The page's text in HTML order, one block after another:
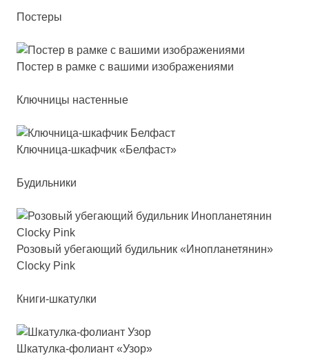
Постеры
Пос­тер в рам­ке с ва­ши­ми изоб­ра­же­ни­ями
Ключницы настенные
Ключ­ни­ца-шкаф­чик «Бел­фаст»
Будильники
Розо­вый убе­га­ющий бу­диль­ник «Иноп­ла­не­тя­нин»
Clocky Pink
Книги-шкатулки
Шка­тул­ка-фо­ли­ант «Узор»